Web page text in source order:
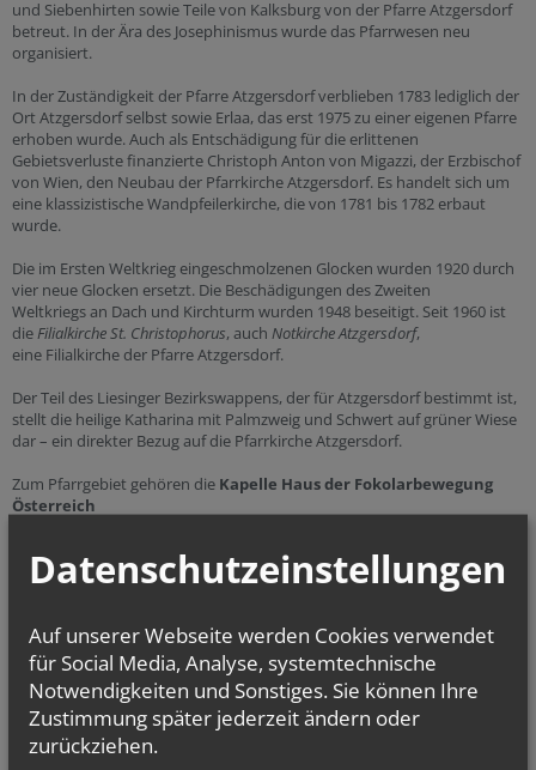
und Siebenhirten sowie Teile von Kalksburg von der Pfarre Atzgersdorf
betreut. In der Ära des Josephinismus wurde das Pfarrwesen neu
organisiert.
In der Zuständigkeit der Pfarre Atzgersdorf verblieben 1783 lediglich der
Ort Atzgersdorf selbst sowie Erlaa, das erst 1975 zu einer eigenen Pfarre
erhoben wurde. Auch als Entschädigung für die erlittenen
Gebietsverluste finanzierte Christoph Anton von Migazzi, der Erzbischof
von Wien, den Neubau der Pfarrkirche Atzgersdorf. Es handelt sich um
eine klassizistische Wandpfeilerkirche, die von 1781 bis 1782 erbaut
wurde.
Die im Ersten Weltkrieg eingeschmolzenen Glocken wurden 1920 durch
vier neue Glocken ersetzt. Die Beschädigungen des Zweiten
Weltkriegs an Dach und Kirchturm wurden 1948 beseitigt. Seit 1960 ist
dieFilialkirche St. Christophorus, auch Notkirche Atzgersdorf,
eine Filialkirche der Pfarre Atzgersdorf.
Der Teil des Liesinger Bezirkswappens, der für Atzgersdorf bestimmt ist,
stellt die heilige Katharina mit Palmzweig und Schwert auf grüner Wiese
dar – ein direkter Bezug auf die Pfarrkirche Atzgersdorf.
Zum Pfarrgebiet gehören die Kapelle Haus der Fokolarbewegung
Österreich
Stadtdekanat
Sie haben Fragen zu
… Taufe(weitere
Datenschutzeinstellungen
Auf unserer Webseite werden Cookies verwendet
für Social Media, Analyse, systemtechnische
Notwendigkeiten und Sonstiges. Sie können Ihre
Zustimmung später jederzeit ändern oder
zurückziehen.